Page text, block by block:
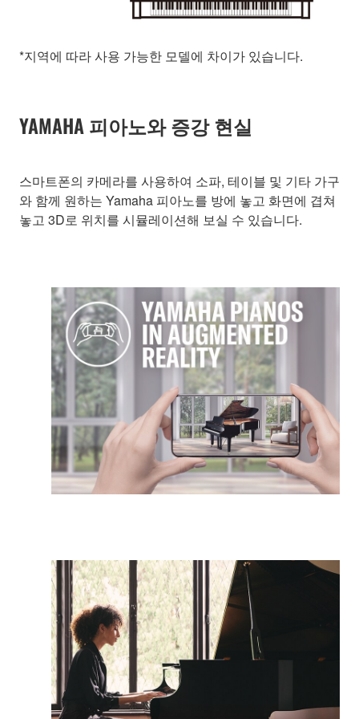
*지역에 따라 사용 가능한 모델에 차이가 있습니다.
YAMAHA 피아노와 증강 현실
스마트폰의 카메라를 사용하여 소파, 테이블 및 기타 가구
와 함께 원하는 Yamaha 피아노를 방에 놓고 화면에 겹쳐
놓고 3D로 위치를 시뮬레이션해 보실 수 있습니다.